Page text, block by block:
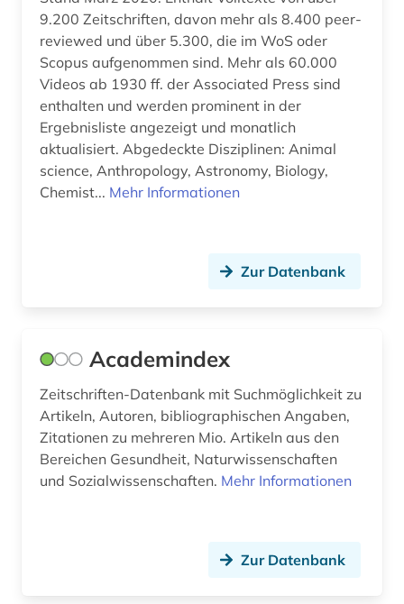
designrecht (1)
designregister (1)
desktop-publishing (1)
deutsch (18)
deutschland offenlegungsschrift (1)
deutschland patent (1)
deutschland warenzeichen (1)
9.200 Zeitschriften, davon mehr als 8.400 peer-
reviewed und über 5.300, die im WoS oder
Scopus aufgenommen sind. Mehr als 60.000
Videos ab 1930 ff. der Associated Press sind
enthalten und werden prominent in der
Ergebnisliste angezeigt und monatlich
aktualisiert. Abgedeckte Disziplinen: Animal
science, Anthropology, Astronomy, Biology,
Chemist... Mehr Informationen
Zur Datenbank
Academindex
Zeitschriften-Datenbank mit Suchmöglichkeit zu
Artikeln, Autoren, bibliographischen Angaben,
Zitationen zu mehreren Mio. Artikeln aus den
Bereichen Gesundheit, Naturwissenschaften
und Sozialwissenschaften. Mehr Informationen
Zur Datenbank